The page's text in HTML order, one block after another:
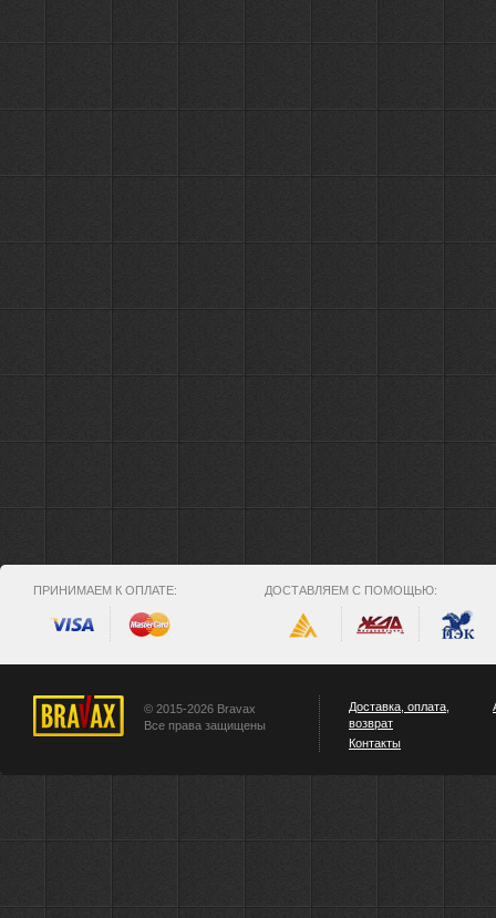
ПРИНИМАЕМ К ОПЛАТЕ: ДОСТАВЛЯЕМ С ПОМОЩЬЮ:
© 2015-2026 Bravax
Все права защищены
Доставка, оплата,
возврат
Контакты